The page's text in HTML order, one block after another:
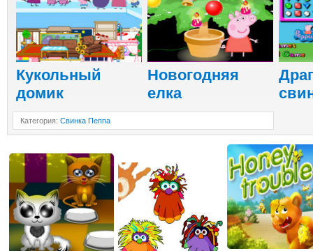
Кукольный
домик
Новогодняя
елка
Категория: Свинка Пеппа